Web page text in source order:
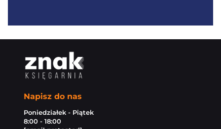
Napisz do nas
Poniedziałek - Piątek
8:00 - 18:00